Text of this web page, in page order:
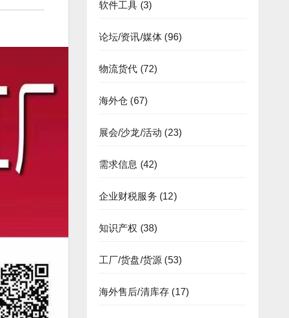
软件工具 (3)
论坛/资讯/媒体 (96)
物流货代 (72)
海外仓 (67)
展会/沙龙/活动 (23)
需求信息 (42)
企业财税服务 (12)
知识产权 (38)
工厂/货盘/货源 (53)
海外售后/清库存 (17)